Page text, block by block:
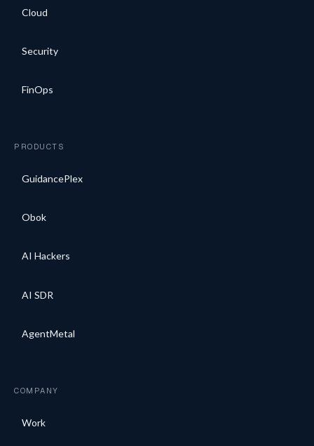
Cloud
Security
FinOps
PRODUCTS
GuidancePlex
Obok
AI Hackers
AI SDR
AgentMetal
COMPANY
Work